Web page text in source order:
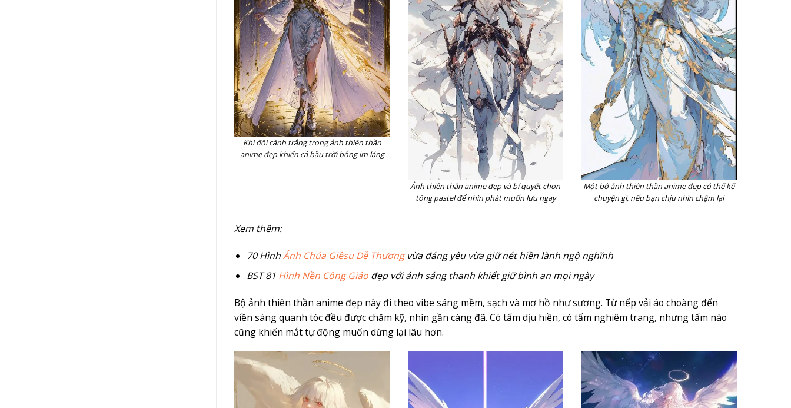
Khi đôi cánh trắng trong ảnh thiên thần
anime đẹp khiến cả bầu trời bỗng im lặng
Ảnh thiên thần anime đẹp và bí quyết chọn
tông pastel để nhìn phát muốn lưu ngay
Một bộ ảnh thiên thần anime đẹp có thể kể
chuyện gì, nếu bạn chịu nhìn chậm lại
Xem thêm:
70 HìnhẢnh Chúa Giêsu Dễ Thươngvừa đáng yêu vừa giữ nét hiền lành ngộ nghĩnh
BST 81 Hình Nền Công Giáođẹp với ánh sáng thanh khiết giữ bình an mọi ngày
Bộ ảnh thiên thần anime đẹp này đi theo vibe sáng mềm, sạch và mơ hồ như sương. Từ nếp vải áo choàng đến
viền sáng quanh tóc đều được chăm kỹ, nhìn gần càng đã. Có tấm dịu hiền, có tấm nghiêm trang, nhưng tấm nào
cũng khiến mắt tự động muốn dừng lại lâu hơn.